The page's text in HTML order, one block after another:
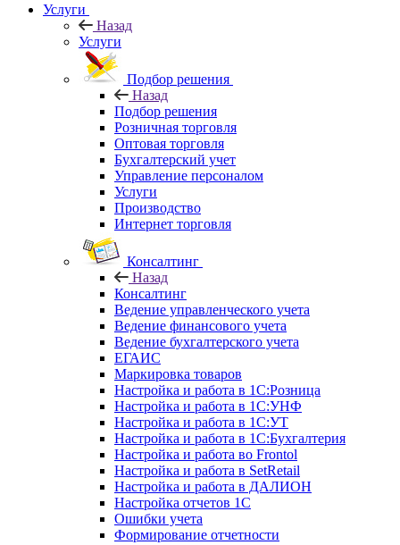
Услуги
Назад
Услуги
Подбор решения
Назад
Подбор решения
Розничная торговля
Оптовая торговля
Бухгалтерский учет
Управление персоналом
Услуги
Производство
Интернет торговля
Консалтинг
Назад
Консалтинг
Ведение управленческого учета
Ведение финансового учета
Ведение бухгалтерского учета
ЕГАИС
Маркировка товаров
Настройка и работа в 1С:Розница
Настройка и работа в 1С:УНФ
Настройка и работа в 1С:УТ
Настройка и работа в 1С:Бухгалтерия
Настройка и работа во Frontol
Настройка и работа в SetRetail
Настройка и работа в ДАЛИОН
Настройка отчетов 1С
Ошибки учета
Формирование отчетности